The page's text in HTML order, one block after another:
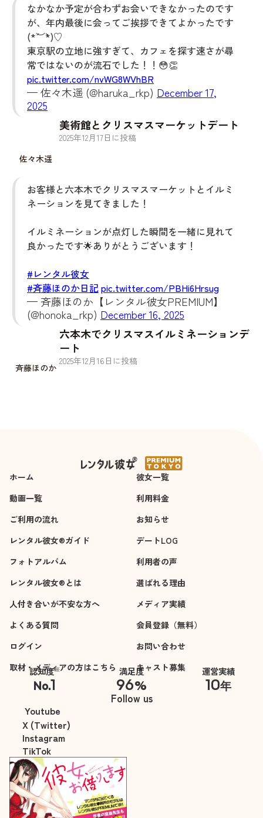
なかなか予定が合わずお会いできなかったのです
が、年内最後に会ってご挨拶できてよかったです
(*´︶`*)♡
東京駅の立地に強すぎて、カフェを探す速さが尋
常ではないのが流石でした！！😳👏
pic.twitter.com/nvWG8WVhBR
— 佐々木遥 (@haruka_rkp) December 17,
2025
佐々木遥
美術館とクリスマスマーケットデート
2025年12月 17日に投稿
お客様と六本木でクリスマスマーケットとイルミ
ネーションを見てきました！
イルミネーションが点灯した瞬間を一緒に見れて
良かったです🌟ありがとうございます！
#レンタル彼女
#斉藤ほのか日記pic.twitter.com/PBHi6Hrsug
— 斉藤ほのか【レンタル彼女PREMIUM】
(@honoka_rkp) December 16, 2025
斉藤ほのか
六本木でクリスマスイルミネーションデ
ート
2025年12月 16 日に投稿
ホーム
彼女一覧
動画一覧
利用料金
ご利用の流れ
お知らせ
レンタル彼女®ガイド
デートLOG
フォトアルバム
利用者の声
レンタル彼女®とは
選ばれる理由
人付き合いが不安な方へ
メディア実績
よくある質問
会員登録（無料）
ログイン
お問い合わせ
取材・メディアの方はこちら
キャスト募集
認知度※
No.1
※自社調べ
満足度
96%
運営実績
10年
Follow us
Youtube
X (Twitter)
Instagram
TikTok